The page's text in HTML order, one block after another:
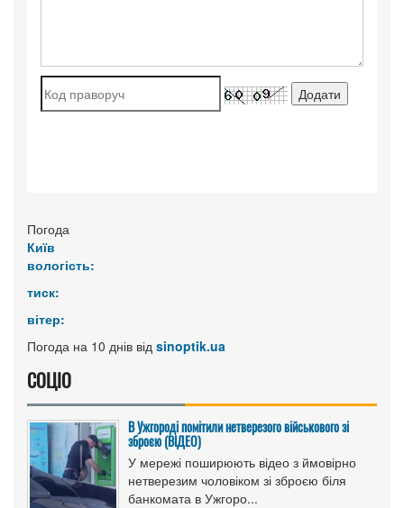
Погода
Київ
вологість:
тиск:
вітер:
Погода на 10 днів від sinoptik.ua
СОЦІО
В Ужгороді помітили нетверезого військового зі
зброєю (ВІДЕО)
У мережі поширюють відео з ймовірно
нетверезим чоловіком зі зброєю біля
банкомата в Ужгоро...